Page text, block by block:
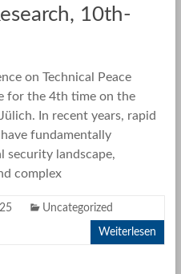
10th-
on Technical Peace
for the 4th time on the
In recent years, rapid
fundamentally
security landscape,
complex
Uncategorized
Weiterlesen